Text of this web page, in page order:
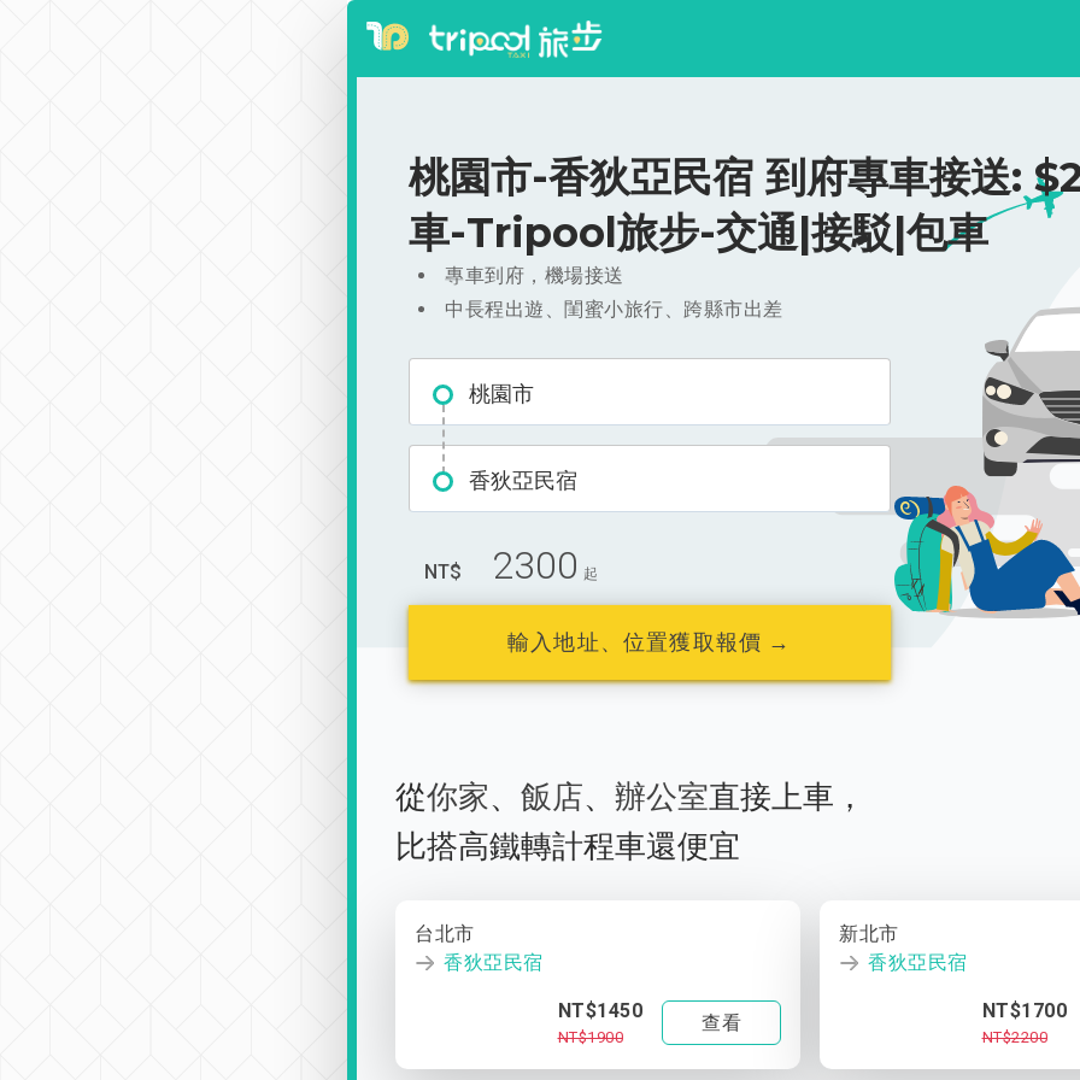
桃園市-香狄亞民宿 到府專車接送:
車-Tripool旅步-交通|接駁|包車
專車到府，機場接送
中長程出遊、閨蜜小旅行、跨縣市出差
桃園市
香狄亞民宿
NT$ 2300 起
輸入地址、位置獲取報價 →
從你家、 飯店、 辦公室直接上車，
比搭高鐵轉計程車還便宜
台北市
香狄亞民宿
NT$1450
NT$1900
查看
新北市
香狄亞民宿
NT$1700
NT$2200